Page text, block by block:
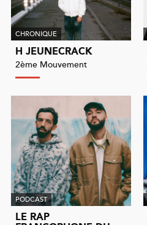
CHRONIQUE
H JEUNECRACK
2ème Mouvement
PODCAST
LE RAP